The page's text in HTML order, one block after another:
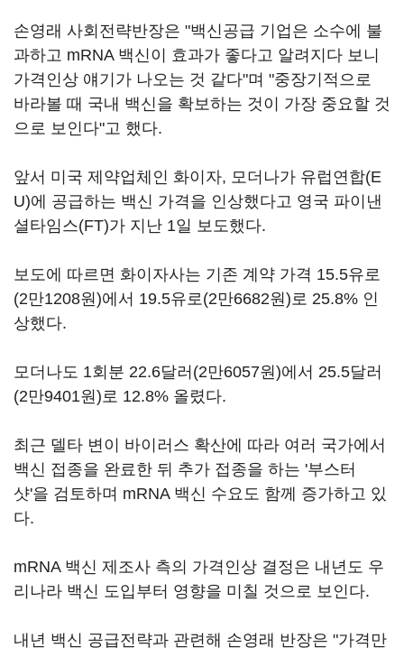
손영래 사회전략반장은 "백신공급 기업은 소수에 불
과하고 mRNA 백신이 효과가 좋다고 알려지다 보니
가격인상 얘기가 나오는 것 같다"며 "중장기적으로
바라볼 때 국내 백신을 확보하는 것이 가장 중요할 것
으로 보인다"고 했다.
앞서 미국 제약업체인 화이자, 모더나가 유럽연합(E
U)에 공급하는 백신 가격을 인상했다고 영국 파이낸
셜타임스(FT)가 지난 1일 보도했다.
보도에 따르면 화이자사는 기존 계약 가격 15.5유로
(2만1208원)에서 19.5유로(2만6682원)로 25.8% 인
상했다.
모더나도 1회분 22.6달러(2만6057원)에서 25.5달러
(2만9401원)로 12.8% 올렸다.
최근 델타 변이 바이러스 확산에 따라 여러 국가에서
백신 접종을 완료한 뒤 추가 접종을 하는 '부스터
샷'을 검토하며 mRNA 백신 수요도 함께 증가하고 있
다.
mRNA 백신 제조사 측의 가격인상 결정은 내년도 우
리나라 백신 도입부터 영향을 미칠 것으로 보인다.
내년 백신 공급전략과 관련해 손영래 반장은 "가격만